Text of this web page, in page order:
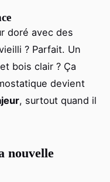
doré avec des
? Parfait. Un
bois clair ? Ça
devient
, surtout quand il
nouvelle